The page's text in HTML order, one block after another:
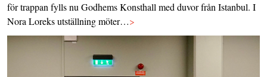
för trappan fylls nu Godhems Konsthall med duvor från Istanbul. I
Nora Loreks utställning möter…>